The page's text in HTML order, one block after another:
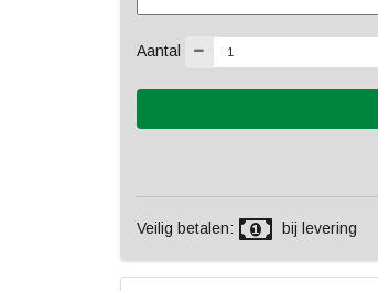
Aantal
Veilig betalen: bij levering